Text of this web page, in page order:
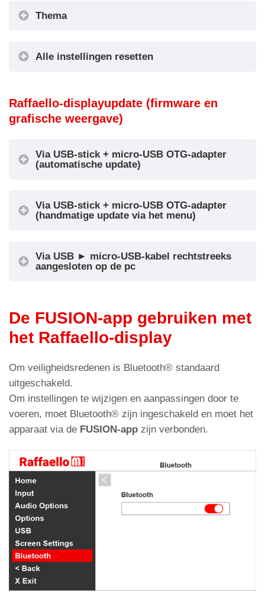
De gemeenschappelijke parallelpositie-
Algemene selectie
De scrollpijlen instellen
Pijltype
Demomodus
Thema
stijlen
Alle instellingen resetten
resetten
Raffaello-displayupdate (firmware en
grafische weergave)
Via USB-stick + micro-USB OTG-adapter
(automatische update)
Via USB-stick + micro-USB OTG-adapter
(handmatige update via het menu)
Bestand importeren
Via USB ► micro-USB-kabel rechtstreeks
aangesloten op de pc
USB-apparaat
De FUSION-app gebruiken met
het Raffaello-display
Om veiligheidsredenen is Bluetooth® standaard
uitgeschakeld.
Om instellingen te wijzigen en aanpassingen door te
voeren, moet Bluetooth® zijn ingeschakeld en moet het
apparaat via de FUSION-app zijn verbonden.